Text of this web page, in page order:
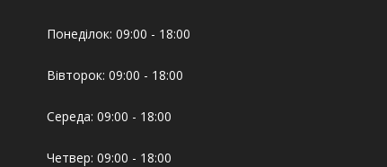
Понеділок: 09:00 - 18:00
Вівторок: 09:00 - 18:00
Середа: 09:00 - 18:00
Четвер: 09:00 - 18:00